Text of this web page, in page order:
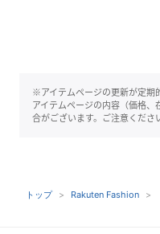
※アイテムページの更新が定期
アイテムページの内容（価格
合がございます。ご注意くださ
トップ Rakuten Fashion